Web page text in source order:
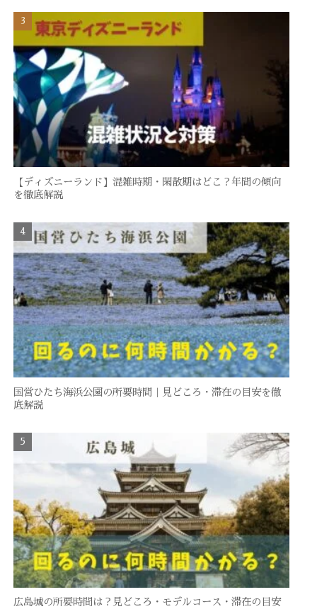
【ディズニーランド】混雑時期・閑散期はどこ？年間の傾向
を徹底解説
国営ひたち海浜公園の所要時間｜見どころ・滞在の目安を徹
底解説
広島城の所要時間は？見どころ・モデルコース・滞在の目安